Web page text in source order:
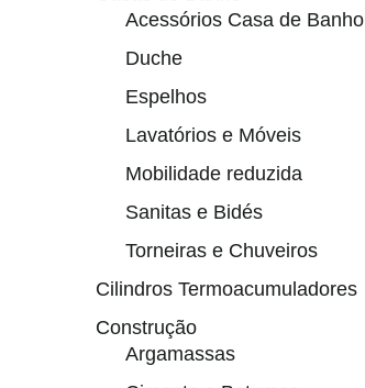
Acessórios Casa de Banho
Duche
Espelhos
Lavatórios e Móveis
Mobilidade reduzida
Sanitas e Bidés
Torneiras e Chuveiros
Cilindros Termoacumuladores
Construção
Argamassas